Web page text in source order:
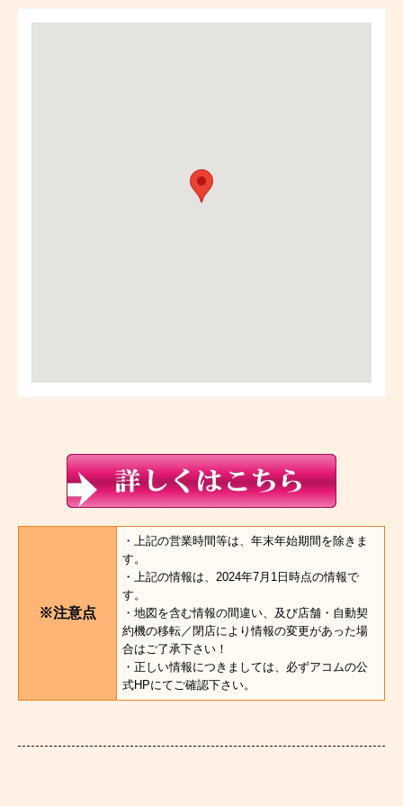
※注意点
・上記の営業時間等は、年末年始期間を除きま
す。
・上記の情報は、2024年7月1日時点の情報で
す。
・地図を含む情報の間違い、及び店舗・自動契
約機の移転／閉店により情報の変更があった場
合はご了承下さい！
・正しい情報につきましては、必ずアコムの公
式HPにてご確認下さい。